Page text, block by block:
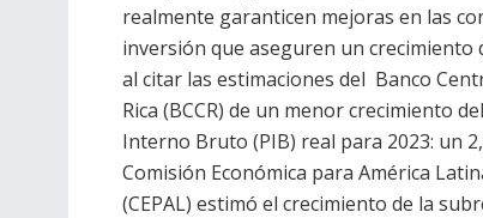
realmente garanticen mejoras en las
inversión que aseguren un crecimiento
al citar las estimaciones del Banco
Rica (BCCR) de un menor crecimiento
Interno Bruto (PIB) real para 2023: un
Comisión Económica para América
(CEPAL) estimó el crecimiento de la